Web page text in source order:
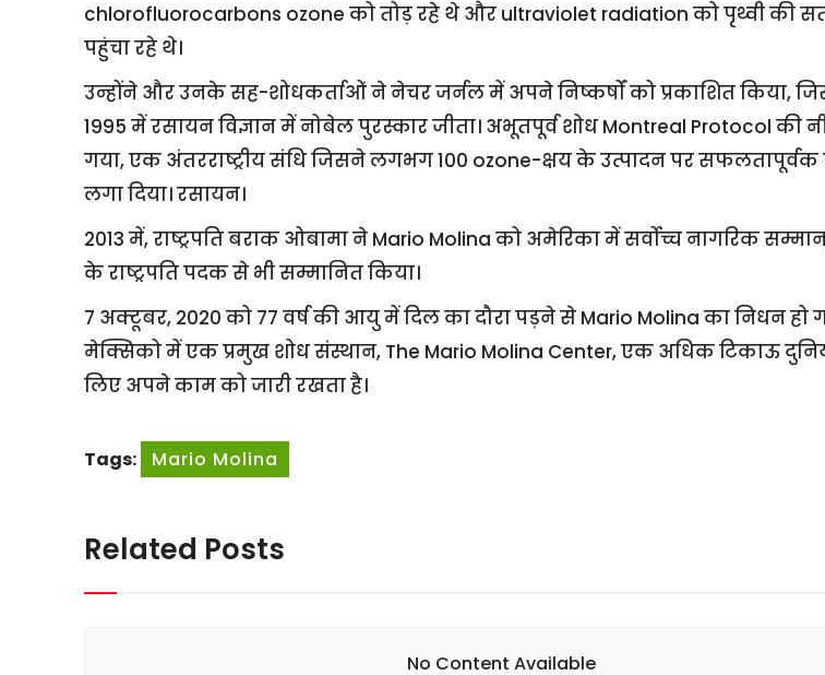
chlorofluorocarbons ozone को तोड़ रहे थे और ultraviolet radiation को पृथ्वी की
पहुंचा रहे थे।
उन्होंने और उनके सह-शोधकर्ताओं ने नेचर जर्नल में अपने निष्कर्षों को प्रकाशित किया,
1995 में रसायन विज्ञान में नोबेल पुरस्कार जीता। अभूतपूर्व शोध Montreal Protocol की
गया, एक अंतरराष्ट्रीय संधि जिसने लगभग 100 ozone-क्षय के उत्पादन पर सफलतापूर्वक
लगा दिया। रसायन।
2013 में, राष्ट्रपति बराक ओबामा ने Mario Molina को अमेरिका में सर्वोच्च नागरिक
के राष्ट्रपति पदक से भी सम्मानित किया।
7 अक्टूबर, 2020 को 77 वर्ष की आयु में दिल का दौरा पड़ने से Mario Molina का निधन हो
मेक्सिको में एक प्रमुख शोध संस्थान, The Mario Molina Center, एक अधिक टिकाऊ
लिए अपने काम को जारी रखता है।
Tags: Mario Molina
Related Posts
No Content Available